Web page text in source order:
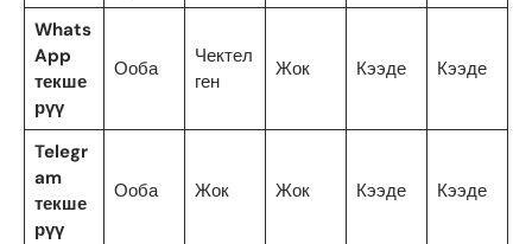
Whats
App
текше
рүү
Ооба
Чектел
ген
Жок Кээде Кээде
Telegr
am
текше
рүү
Ооба Жок Жок Кээде Кээде